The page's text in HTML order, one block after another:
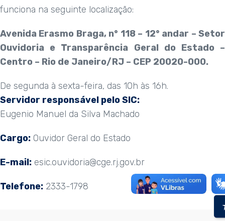
funciona na seguinte localização:
Avenida Erasmo Braga, n° 118 – 12° andar – Setor
Ouvidoria e Transparência Geral do Estado –
Centro – Rio de Janeiro/RJ – CEP 20020-000.
De segunda à sexta-feira, das 10h às 16h.
Servidor responsável pelo SIC:
Eugenio Manuel da Silva Machado
Cargo: Ouvidor Geral do Estado
E-mail: esic.ouvidoria@cge.rj.gov.br
Telefone: 2333-1798